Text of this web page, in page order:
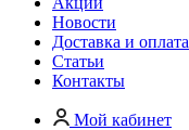
Новости
Доставка и оплата
Статьи
Контакты
Мой кабинет